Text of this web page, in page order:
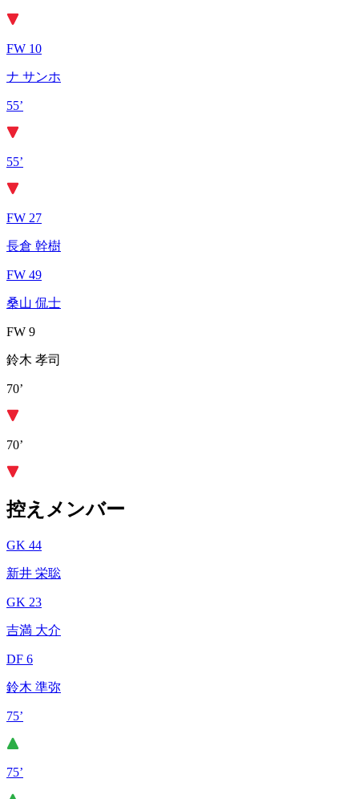
FW 10
ナ サンホ
55’
55’
FW 27
長倉 幹樹
FW 49
桑山 侃士
FW 9
鈴木 孝司
70’
70’
控えメンバー
GK 44
新井 栄聡
GK 23
吉満 大介
DF 6
鈴木 準弥
75’
75’